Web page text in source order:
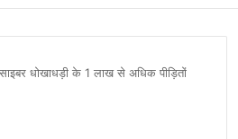
धोखाधड़ी के 1 लाख से अधिक पीड़ितों